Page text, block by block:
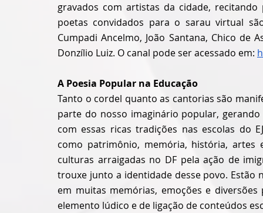
gravados com artistas da cidade,
poetas convidados para o sarau virtual
Cumpadi Ancelmo, João Santana, Chico de
Donzílio Luiz. O canal pode ser acessado em:
A Poesia Popular na Educação
Tanto o cordel quanto as cantorias são
parte do nosso imaginário popular,
com essas ricas tradições nas escolas do
como patrimônio, memória, história, artes
culturas arraigadas no DF pela ação de
trouxe junto a identidade desse povo. Estão
em muitas memórias, emoções e
elemento lúdico e de ligação de conteúdos